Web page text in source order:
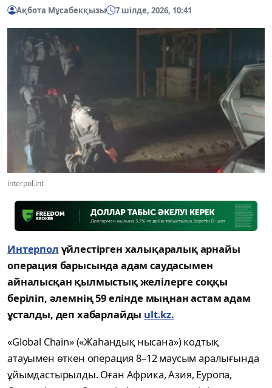
Ақбота Мұсабекқызы 7 шілде, 2026, 10:41
interpol.int
Интерпол үйлестірген халықаралық арнайы
операция барысында адам саудасымен
айналысқан қылмыстық желілерге соққы
беріліп, әлемнің 59 елінде мыңнан астам адам
ұсталды, деп хабарлайды ult.kz.
«Global Chain» («Жаһандық нысана») кодтық
атауымен өткен операция 8–12 маусым аралығында
ұйымдастырылды. Оған Африка, Азия, Еуропа,